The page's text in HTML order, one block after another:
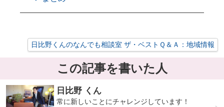
日比野くんのなんでも相談室 ザ・ベストＱ＆Ａ：地域情報
この記事を書いた人
日比野 くん
常に新しいことにチャレンジしています！